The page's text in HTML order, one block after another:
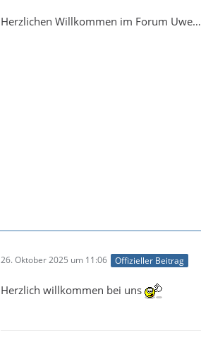
Herzlichen Willkommen im Forum Uwe…
26. Oktober 2025 um 11:06 Offizieller Beitrag
Herzlich willkommen bei uns